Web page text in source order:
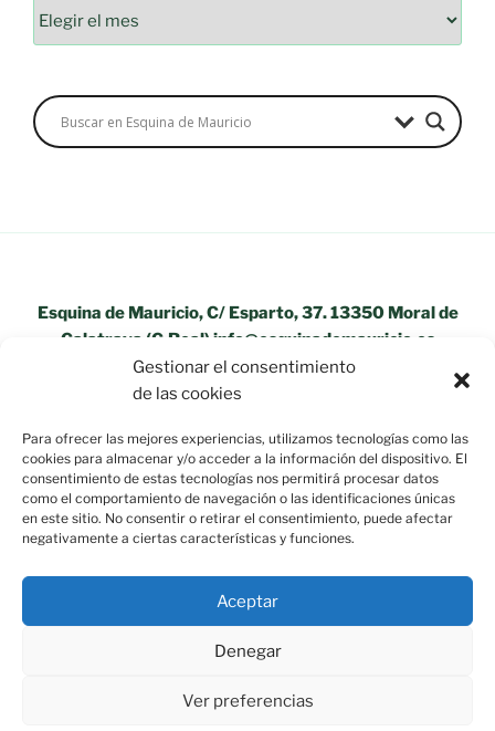
Gestionar el consentimiento
de las cookies
Para ofrecer las mejores experiencias, utilizamos tecnologías como las
cookies para almacenar y/o acceder a la información del dispositivo. El
consentimiento de estas tecnologías nos permitirá procesar datos
como el comportamiento de navegación o las identificaciones únicas
en este sitio. No consentir o retirar el consentimiento, puede afectar
negativamente a ciertas características y funciones.
Aceptar
Denegar
Ver preferencias
Esquina de Mauricio, C/ Esparto, 37. 13350 Moral de
Calatrava (C.Real) info@esquinademauricio.es
«Aviso Legal»
Política de privacidad Funciona gracias a WordPress